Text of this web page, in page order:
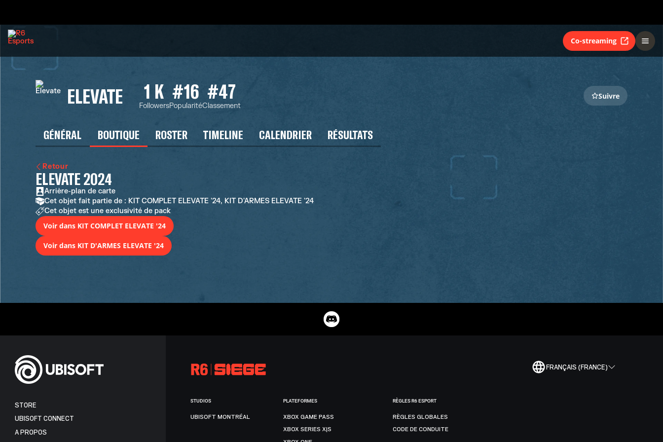
Co-streaming
ELEVATE 1 K
Followers
#16
Popularité
#47
Classement
Suivre
GÉNÉRAL BOUTIQUE ROSTER TIMELINE CALENDRIER RÉSULTATS
Retour
ELEVATE 2024
Arrière-plan de carte
Cet objet fait partie de : KIT COMPLET ELEVATE '24, KIT D'ARMES ELEVATE '24
Cet objet est une exclusivité de pack
Voir dans KIT COMPLET ELEVATE '24
Voir dans KIT D'ARMES ELEVATE '24
FRANÇAIS (FRANCE)
STORE
UBISOFT CONNECT
A PROPOS
STUDIOS
UBISOFT MONTRÉAL
PLATEFORMES
XBOX GAME PASS
XBOX SERIES X|S
RÈGLES R6 ESPORT
RÈGLES GLOBALES
CODE DE CONDUITE